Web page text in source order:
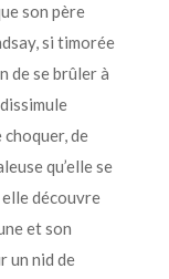
son père
si timorée
de se brûler à
de
qu’elle se
découvre
et son
un nid de